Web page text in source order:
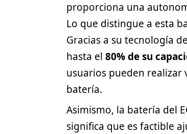
proporciona una
Lo que distingue a esta
Gracias a su tecnología
hasta el 80% de su
usuarios pueden realizar
batería.
Asimismo, la batería del
significa que es factible